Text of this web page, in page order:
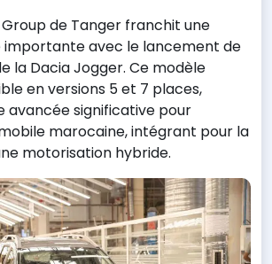
Group de Tanger franchit une
importante avec le lancement de
la Dacia Jogger. Ce modèle
en versions 5 et 7 places,
avancée significative pour
marocaine, intégrant pour la
motorisation hybride.